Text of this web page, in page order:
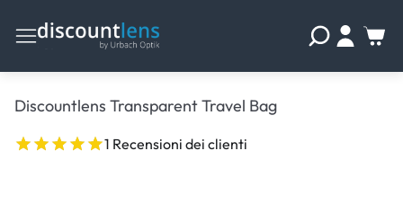
Discountlens Transparent Travel Bag
1 Recensioni dei clienti